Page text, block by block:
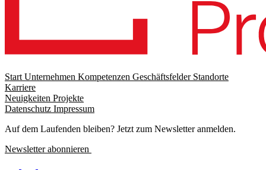
Footer
menu
Start Unternehmen Kompetenzen Geschäftsfelder Standorte
Karriere
Footer
Meta
Neuigkeiten Projekte
Datenschutz Impressum
Auf dem Laufenden bleiben? Jetzt zum Newsletter anmelden.
Newsletter abonnieren